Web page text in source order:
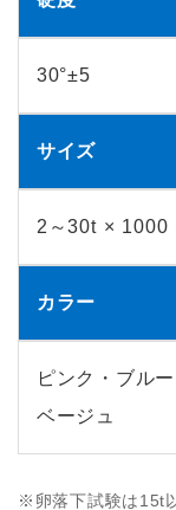
30°±5
サイズ
2～30t × 1000
カラー
ピンク・ブル
ベージュ
※卵落下試験は15t